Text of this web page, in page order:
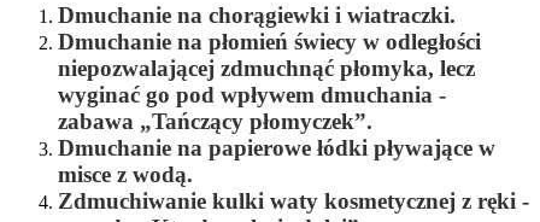
Dmuchanie na chorągiewki i wiatraczki.
Dmuchanie na płomień świecy w odległości
niepozwalającej zdmuchnąć płomyka, lecz
wyginać go pod wpływem dmuchania -
zabawa „Tańczący płomyczek”.
Dmuchanie na papierowe łódki pływające w
misce z wodą.
Zdmuchiwanie kulki waty kosmetycznej z ręki -